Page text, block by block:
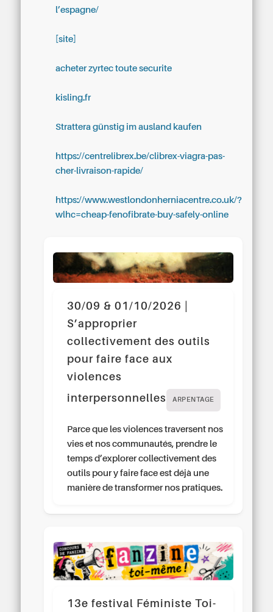
l’espagne/
[site]
acheter zyrtec toute securite
kisling.fr
Strattera günstig im ausland kaufen
https://centrelibrex.be/clibrex-viagra-pas-
cher-livraison-rapide/
https://www.westlondonherniacentre.co.uk/?
wlhc=cheap-fenofibrate-buy-safely-online
30/09 & 01/10/2026 |
S’approprier
collectivement des outils
pour faire face aux
violences
interpersonnelles
ARPENTAGE
Parce que les violences traversent nos
vies et nos communautés, prendre le
temps d’explorer collectivement des
outils pour y faire face est déjà une
manière de transformer nos pratiques.
13e festival Féministe Toi-